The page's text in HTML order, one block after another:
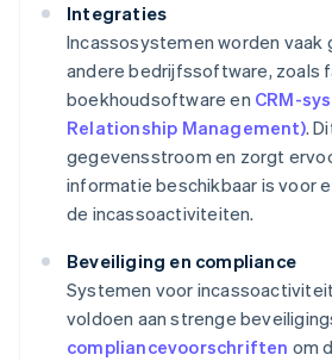
Integraties
Incassosystemen worden
andere bedrijfssoftware, zoals
boekhoudsoftware en CRM-
Relationship Management).
gegevensstroom en zorgt
informatie beschikbaar is voor
de incassoactiviteiten.
Beveiliging en compliance
Systemen voor
voldoen aan strenge
compliancevoorschriften om